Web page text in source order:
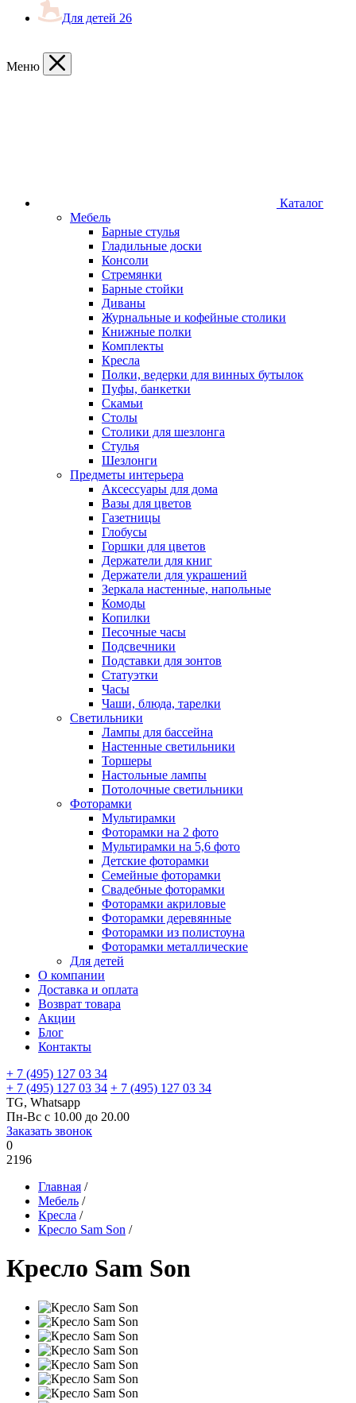
Для детей 26
Меню
Каталог
Мебель
Барные стулья
Гладильные доски
Консоли
Стремянки
Барные стойки
Диваны
Журнальные и кофейные столики
Книжные полки
Комплекты
Кресла
Полки, ведерки для винных бутылок
Пуфы, банкетки
Скамьи
Столы
Столики для шезлонга
Стулья
Шезлонги
Предметы интерьера
Аксессуары для дома
Вазы для цветов
Газетницы
Глобусы
Горшки для цветов
Держатели для книг
Держатели для украшений
Зеркала настенные, напольные
Комоды
Копилки
Песочные часы
Подсвечники
Подставки для зонтов
Статуэтки
Часы
Чаши, блюда, тарелки
Светильники
Лампы для бассейна
Настенные светильники
Торшеры
Настольные лампы
Потолочные светильники
Фоторамки
Мультирамки
Фоторамки на 2 фото
Мультирамки на 5,6 фото
Детские фоторамки
Семейные фоторамки
Свадебные фоторамки
Фоторамки акриловые
Фоторамки деревянные
Фоторамки из полистоуна
Фоторамки металлические
Для детей
О компании
Доставка и оплата
Возврат товара
Акции
Блог
Контакты
+ 7 (495) 127 03 34
+ 7 (495) 127 03 34 + 7 (495) 127 03 34
TG, Whatsapp
Пн-Вс с 10.00 до 20.00
Заказать звонок
0
2196
Главная /
Мебель /
Кресла /
Кресло Sam Son /
Кресло Sam Son